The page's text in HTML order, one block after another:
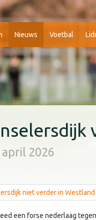
Nieuws Voetbal
2026
niet verder in
een forse nederlaag